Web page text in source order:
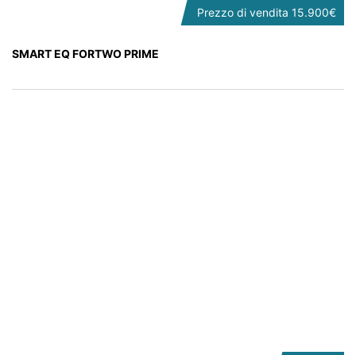
Prezzo di vendita 15.900€
SMART EQ FORTWO PRIME